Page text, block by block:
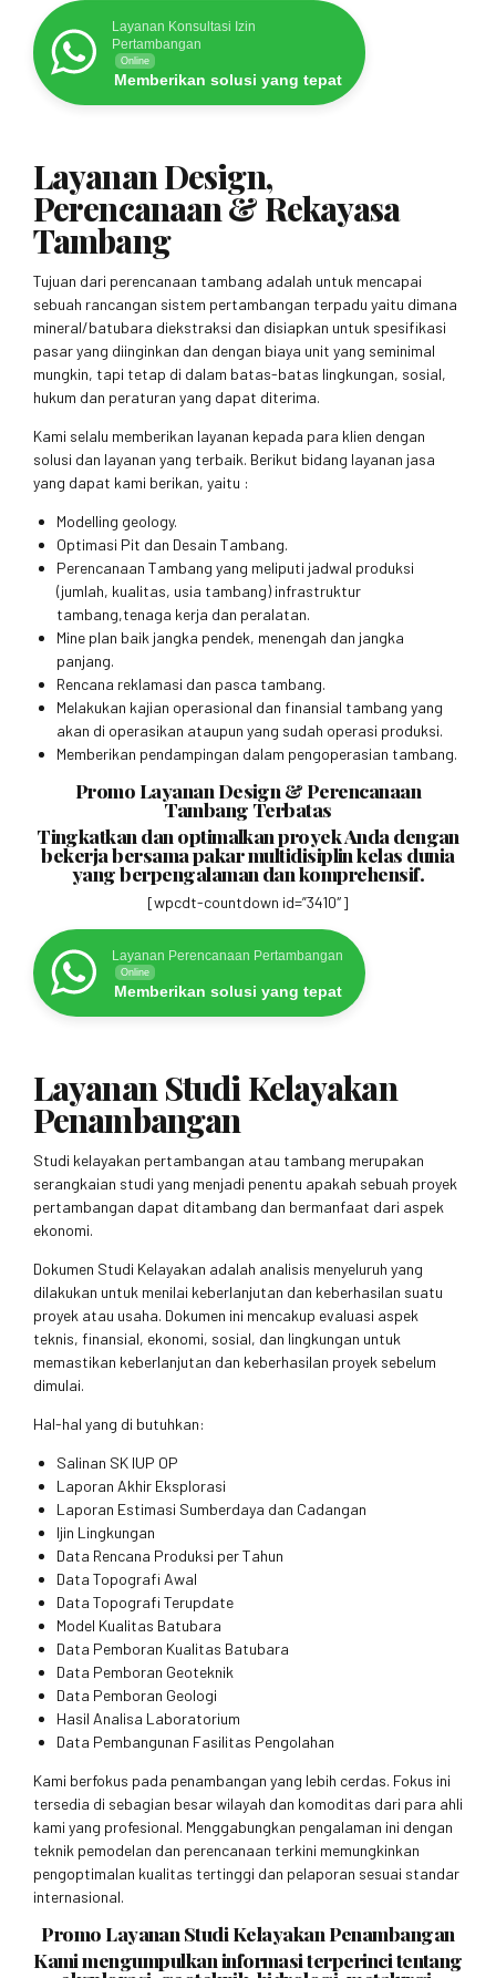
Layanan Konsultasi Izin
Pertambangan
Online
Memberikan solusi yang tepat
Layanan Design,
Perencanaan & Rekayasa
Tambang
Tujuan dari perencanaan tambang adalah untuk mencapai
sebuah rancangan sistem pertambangan terpadu yaitu dimana
mineral/batubara diekstraksi dan disiapkan untuk spesifikasi
pasar yang diinginkan dan dengan biaya unit yang seminimal
mungkin, tapi tetap di dalam batas-batas lingkungan, sosial,
hukum dan peraturan yang dapat diterima.
Kami selalu memberikan layanan kepada para klien dengan
solusi dan layanan yang terbaik. Berikut bidang layanan jasa
yang dapat kami berikan, yaitu :
Modelling geology.
Optimasi Pit dan Desain Tambang.
Perencanaan Tambang yang meliputi jadwal produksi
(jumlah, kualitas, usia tambang) infrastruktur
tambang,tenaga kerja dan peralatan.
Mine plan baik jangka pendek, menengah dan jangka
panjang.
Rencana reklamasi dan pasca tambang.
Melakukan kajian operasional dan finansial tambang yang
akan di operasikan ataupun yang sudah operasi produksi.
Memberikan pendampingan dalam pengoperasian tambang.
Promo Layanan Design & Perencanaan
Tambang Terbatas
Tingkatkan dan optimalkan proyek Anda dengan
bekerja bersama pakar multidisiplin kelas dunia
yang berpengalaman dan komprehensif.
[wpcdt-countdown id=”3410″]
Layanan Perencanaan Pertambangan
Online
Memberikan solusi yang tepat
Layanan Studi Kelayakan
Penambangan
Studi kelayakan pertambangan atau tambang merupakan
serangkaian studi yang menjadi penentu apakah sebuah proyek
pertambangan dapat ditambang dan bermanfaat dari aspek
ekonomi.
Dokumen Studi Kelayakan adalah analisis menyeluruh yang
dilakukan untuk menilai keberlanjutan dan keberhasilan suatu
proyek atau usaha. Dokumen ini mencakup evaluasi aspek
teknis, finansial, ekonomi, sosial, dan lingkungan untuk
memastikan keberlanjutan dan keberhasilan proyek sebelum
dimulai.
Hal-hal yang di butuhkan:
Salinan SK IUP OP
Laporan Akhir Eksplorasi
Laporan Estimasi Sumberdaya dan Cadangan
Ijin Lingkungan
Data Rencana Produksi per Tahun
Data Topografi Awal
Data Topografi Terupdate
Model Kualitas Batubara
Data Pemboran Kualitas Batubara
Data Pemboran Geoteknik
Data Pemboran Geologi
Hasil Analisa Laboratorium
Data Pembangunan Fasilitas Pengolahan
Kami berfokus pada penambangan yang lebih cerdas. Fokus ini
tersedia di sebagian besar wilayah dan komoditas dari para ahli
kami yang profesional. Menggabungkan pengalaman ini dengan
teknik pemodelan dan perencanaan terkini memungkinkan
pengoptimalan kualitas tertinggi dan pelaporan sesuai standar
internasional.
Promo Layanan Studi Kelayakan Penambangan
Kami mengumpulkan informasi terperinci tentang